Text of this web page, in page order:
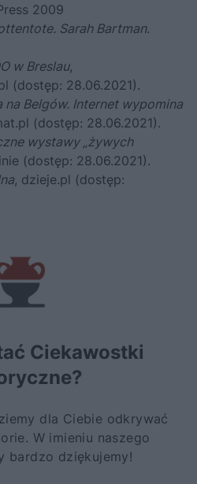
2009
Sarah Bartman.
w Breslau,
(dostęp: 28.06.2021).
na Belgów. Internet wypomina
(dostęp: 28.06.2021).
wystawy „żywych
(dostęp: 28.06.2021).
, dzieje.pl (dostęp: